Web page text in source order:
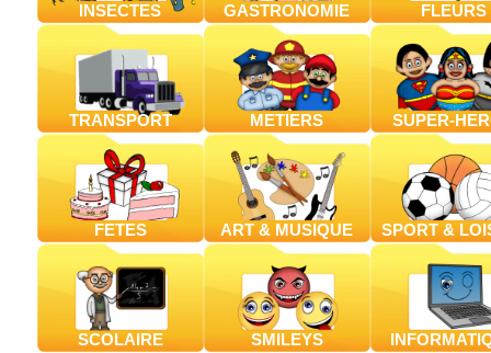
INSECTES GASTRONOMIE FLEURS
TRANSPORT METIERS SUPER-
FETES ART & MUSIQUE SPORT &
SCOLAIRE SMILEYS